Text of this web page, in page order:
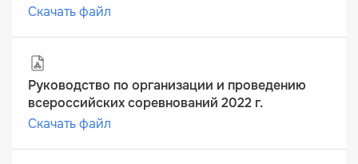
Скачать файл
Руководство по организации и проведению
всероссийских соревнований 2022 г.
Скачать файл